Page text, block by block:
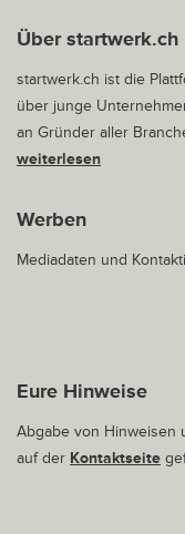
Über startwerk.ch
startwerk.ch ist die
über junge
an Gründer aller
weiterlesen
Werben
Mediadaten und
Eure Hinweise
Abgabe von Hinweisen
auf der Kontaktseite